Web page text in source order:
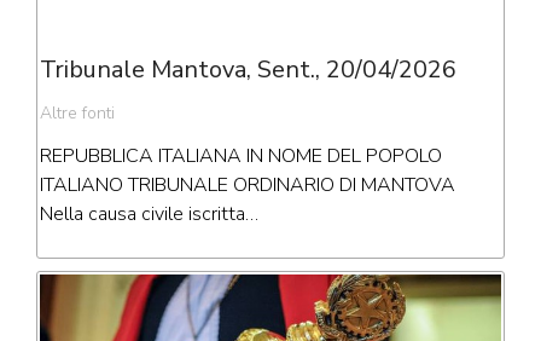
Tribunale Mantova, Sent., 20/04/2026
Altre fonti
REPUBBLICA ITALIANA IN NOME DEL POPOLO
ITALIANO TRIBUNALE ORDINARIO DI MANTOVA
Nella causa civile iscritta…